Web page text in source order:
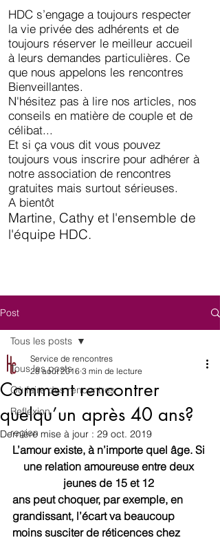
HDC s’engage a toujours respecter
la vie privée des adhérents et de
toujours réserver le meilleur accueil
à leurs demandes particulières. Ce
que nous appelons les rencontres
Bienveillantes.
N'hésitez pas à lire nos articles, nos
conseils en matière de couple et de
célibat...
Et si ça vous dit vous pouvez
toujours vous inscrire pour adhérer à
notre association de rencontres
gratuites mais surtout sérieuses.
A bientôt
Martine, Cathy et l'ensemble de
l'équipe HDC.
Post
Tous les posts
Où faire des rencontres
Reflexion
region
Tous les posts
Comment rencontrer
quelqu’un après 40 ans?
Service de rencontres
28 août 2016 3 min de lecture
Dernière mise à jour : 29 oct. 2019
L’amour existe, à n’importe quel âge. Si
une relation amoureuse entre deux
jeunes de 15 et 12
ans peut choquer, par exemple, en
grandissant, l’écart va beaucoup
moins susciter de réticences chez